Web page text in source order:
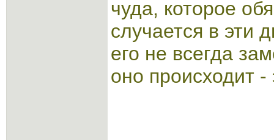
чуда, которое
случается в эти
его не всегда
оно происходит -